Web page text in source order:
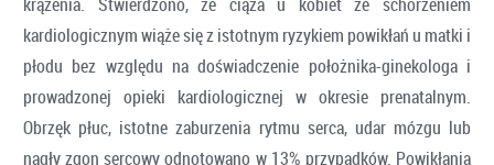
kardiologicznym wiąże się z istotnym ryzykiem powikłań u matki i
płodu bez względu na doświadczenie położnika-ginekologa i
prowadzonej opieki kardiologicznej w okresie prenatalnym.
Obrzęk płuc, istotne zaburzenia rytmu serca, udar mózgu lub
nagły zgon sercowy odnotowano w 13% przypadków. Powikłania